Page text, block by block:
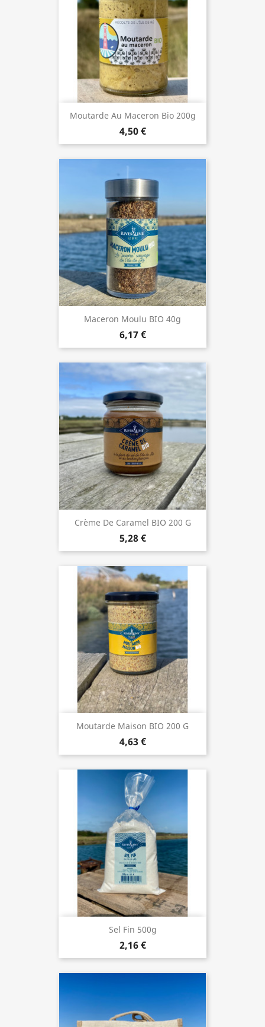
Moutarde Au Maceron Bio 200g
4,50 €
Maceron Moulu BIO 40g
6,17 €
Crème De Caramel BIO 200 G
5,28 €
Moutarde Maison BIO 200 G
4,63 €
Sel Fin 500g
2,16 €